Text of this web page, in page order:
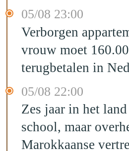
05/08 23:00
Verborgen
vrouw moet
terugbetalen in
05/08 22:00
Zes jaar in het
school, maar
Marokkaanse